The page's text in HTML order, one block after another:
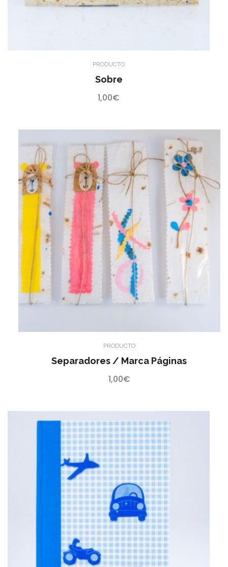
PRODUCTO
Sobre
1,00€
PRODUCTO
Separadores / Marca Páginas
1,00€